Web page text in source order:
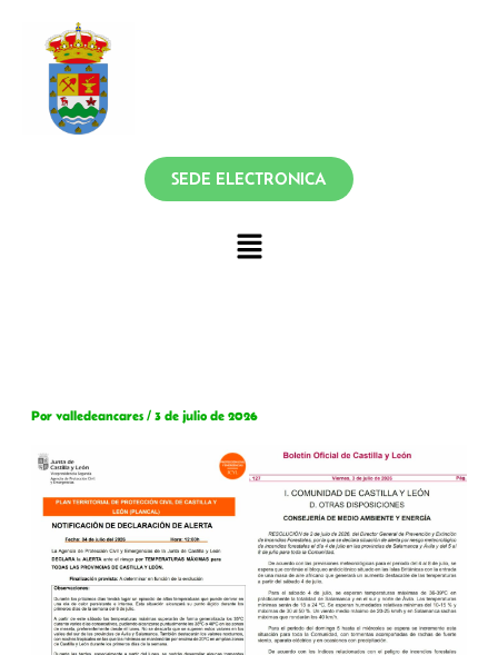
contenido
contenido
SEDE ELECTRONICA
Menú
Porvalledeancares/3 de julio de 2026